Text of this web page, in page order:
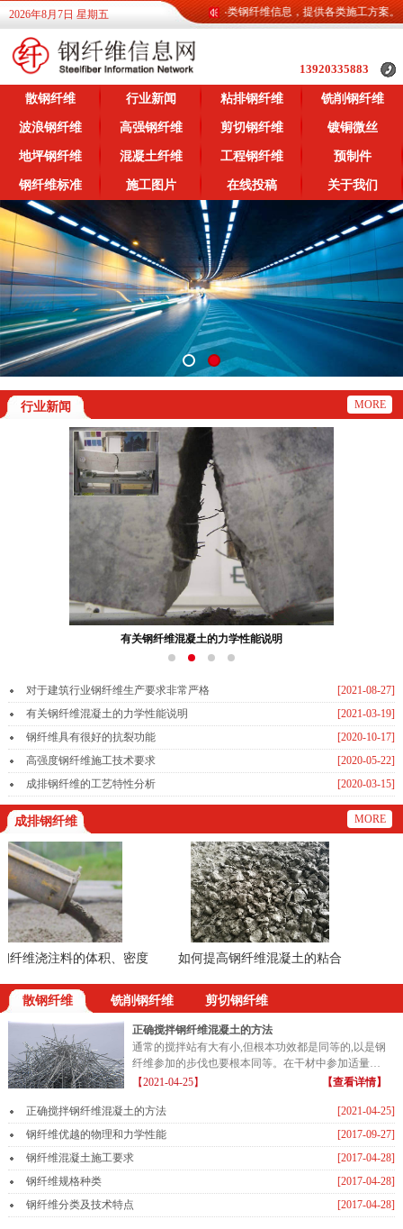
2026年8月7日 星期五钢纤维信息网为广大客户提供各类钢纤维信息，提供各类施工方案。
13920335883
散钢纤维 行业新闻 粘排钢纤维 铣削钢纤维
波浪钢纤维 高强钢纤维 剪切钢纤维 镀铜微丝
地坪钢纤维 混凝土纤维 工程钢纤维 预制件
钢纤维标准 施工图片 在线投稿 关于我们
行业新闻 MORE
钢纤维具有很好的抗裂功能
[2021-08-27]
对于建筑行业钢纤维生产要求非常严格
[2021-03-19]
有关钢纤维混凝土的力学性能说明
[2020-10-17]
钢纤维具有很好的抗裂功能
[2020-05-22]
高强度钢纤维施工技术要求
[2020-03-15]
成排钢纤维的工艺特性分析
成排钢纤维 MORE
维浇注料的体积、密度
如何提高钢纤维混凝土的粘合
散钢纤维 铣削钢纤维 剪切钢纤维
正确搅拌钢纤维混凝土的方法
通常的搅拌站有大有小,但根本功效都是同等的,以是钢
纤维参加的步伐也要根本同等。在干材中参加适量的
钢纤维...
【2021-04-25】 【查看详情】
[2021-04-25]
正确搅拌钢纤维混凝土的方法
[2017-09-27]
钢纤维优越的物理和力学性能
[2017-04-28]
钢纤维混凝土施工要求
[2017-04-28]
钢纤维规格种类
[2017-04-28]
钢纤维分类及技术特点